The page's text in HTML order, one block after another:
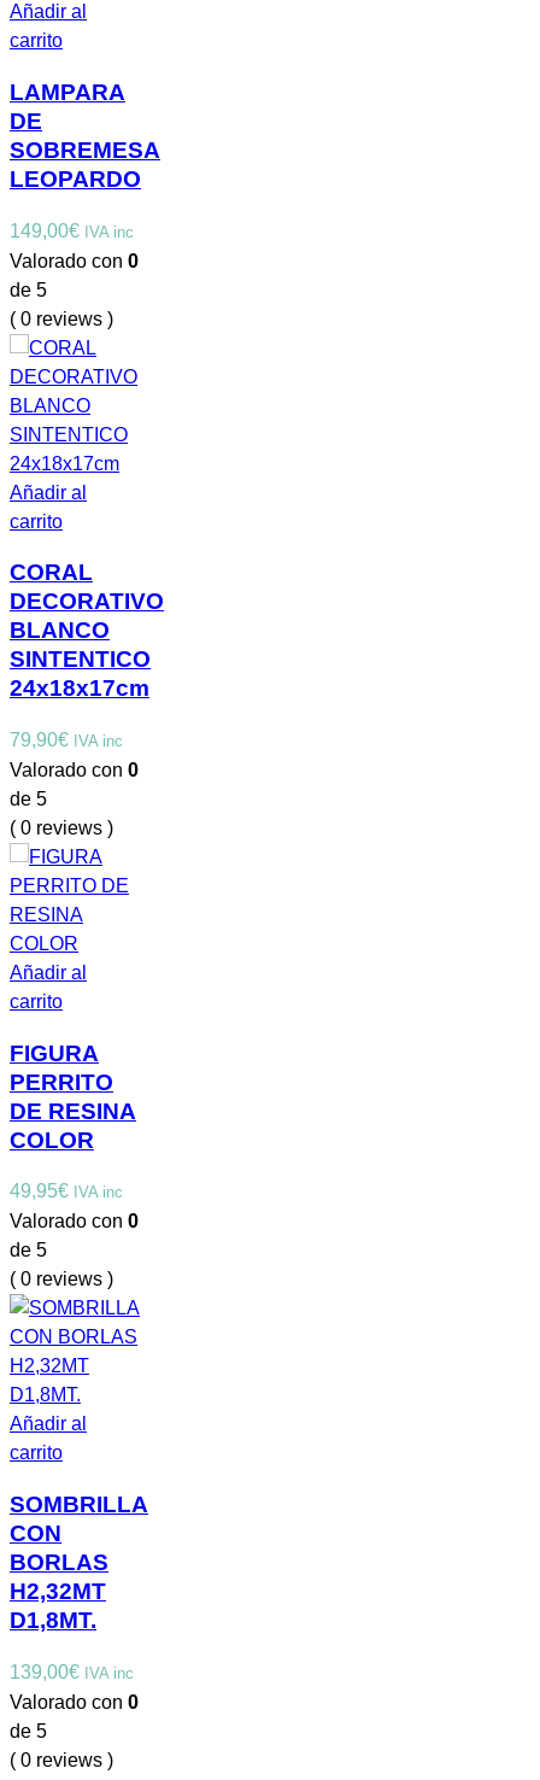
Añadir al
carrito
LAMPARA
DE
SOBREMESA
LEOPARDO
149,00€ IVA inc
Valorado con 0
de 5
( 0 reviews )
Añadir al
carrito
CORAL
DECORATIVO
BLANCO
SINTENTICO
24x18x17cm
79,90€ IVA inc
Valorado con 0
de 5
( 0 reviews )
Añadir al
carrito
FIGURA
PERRITO
DE RESINA
COLOR
49,95€ IVA inc
Valorado con 0
de 5
( 0 reviews )
Añadir al
carrito
SOMBRILLA
CON
BORLAS
H2,32MT
D1,8MT.
139,00€ IVA inc
Valorado con 0
de 5
( 0 reviews )